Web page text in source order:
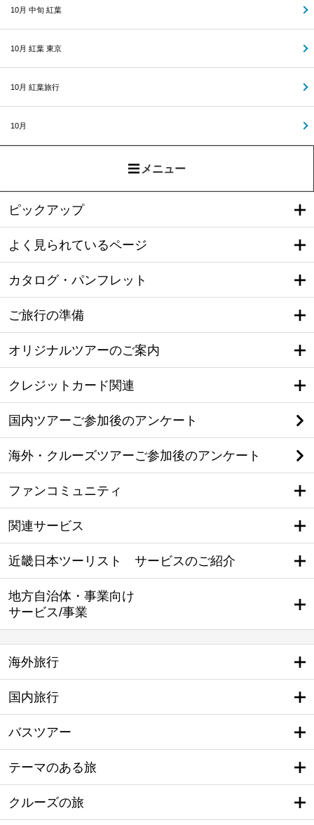
10月 中旬 紅葉
10月 紅葉 東京
10月 紅葉旅行
10月
メニュー
ピックアップ
よく見られているページ
カタログ・パンフレット
ご旅行の準備
オリジナルツアーのご案内
クレジットカード関連
国内ツアーご参加後のアンケート
海外・クルーズツアーご参加後のアンケート
ファンコミュニティ
関連サービス
近畿日本ツーリスト サービスのご紹介
地方自治体・事業向け
サービス/事業
海外旅行
国内旅行
バスツアー
テーマのある旅
クルーズの旅